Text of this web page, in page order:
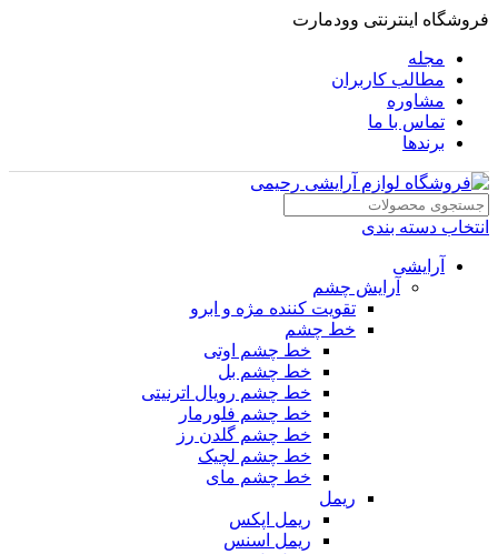
فروشگاه اینترنتی وودمارت
مجله
مطالب کاربران
مشاوره
تماس با ما
برندها
انتخاب دسته بندی
آرایشی
آرایش چشم
تقویت کننده مژه و ابرو
خط چشم
خط چشم اوتی
خط چشم بل
خط چشم رویال اترنیتی
خط چشم فلورمار
خط چشم گلدن رز
خط چشم لچیک
خط چشم مای
ریمل
ریمل اپکس
ریمل اسنس